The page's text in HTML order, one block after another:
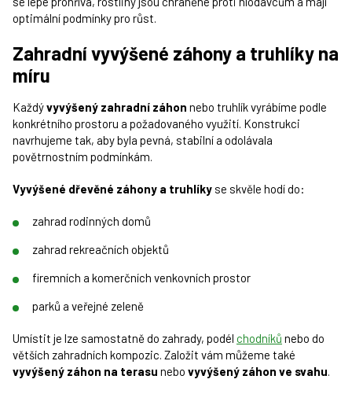
optimální podmínky pro růst.
Zahradní vyvýšené záhony a truhlíky na
míru
Každývyvýšený zahradní záhon nebo truhlík vyrábíme podle
konkrétního prostoru a požadovaného využití. Konstrukci
navrhujeme tak, aby byla pevná, stabilní a odolávala
povětrnostním podmínkám.
Vyvýšené dřevěné záhony a truhlíky se skvěle hodí do:
zahrad rodinných domů
zahrad rekreačních objektů
firemních a komerčních venkovních prostor
parků a veřejné zeleně
Umístit je lze samostatně do zahrady, podél chodníků nebo do
větších zahradních kompozic. Založit vám můžeme také
vyvýšený záhon na terasu nebo vyvýšený záhon ve svahu.